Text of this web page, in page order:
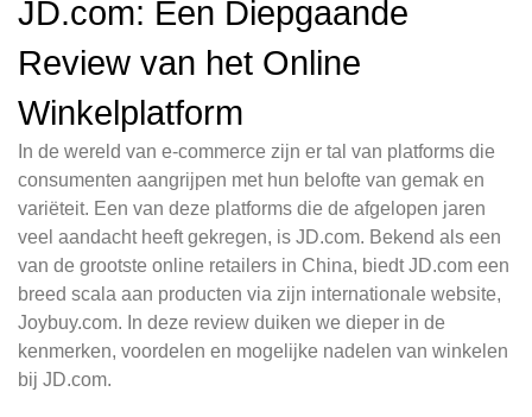
JD.com: Een Diepgaande
Review van het Online
Winkelplatform
In de wereld van e-commerce zijn er tal van platforms die
consumenten aangrijpen met hun belofte van gemak en
variëteit. Een van deze platforms die de afgelopen jaren
veel aandacht heeft gekregen, is JD.com. Bekend als een
van de grootste online retailers in China, biedt JD.com een
breed scala aan producten via zijn internationale website,
Joybuy.com. In deze review duiken we dieper in de
kenmerken, voordelen en mogelijke nadelen van winkelen
bij JD.com.